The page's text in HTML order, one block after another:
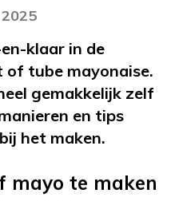
klaar in de
of tube mayonaise.
gemakkelijk zelf
en tips
het maken.
mayo te maken